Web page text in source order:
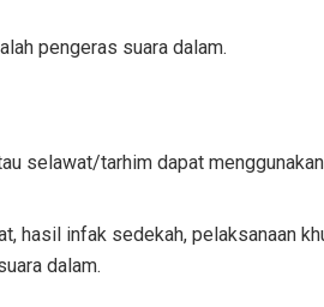
pengeras suara dalam.
selawat/tarhim dapat
hasil infak sedekah, pelaksanaan
dalam.